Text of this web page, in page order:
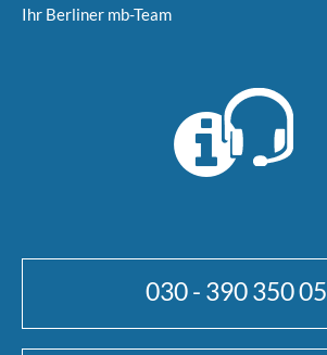
Ihr Berliner mb-Team
030 - 390 350 05